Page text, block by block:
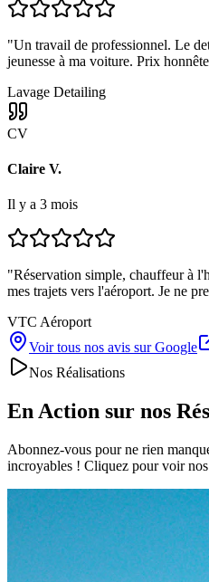
"Un travail de professionnel. Le
jeunesse à ma voiture. Prix
Lavage Detailing
CV
Claire V.
Il y a 3 mois
"Réservation simple, chauffeur à
mes trajets vers l'aéroport. Je ne
VTC Aéroport
Voir tous nos avis sur Google
Nos Réalisations
En Action sur nos
Abonnez-vous pour ne rien
incroyables ! Cliquez pour voir